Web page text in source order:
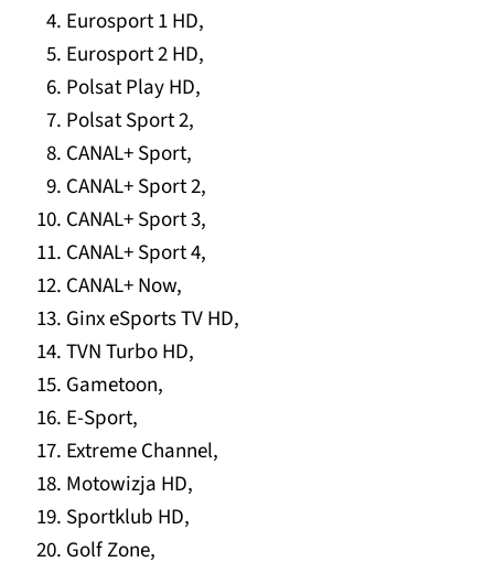
Eurosport 1 HD,
Eurosport 2 HD,
Polsat Play HD,
Polsat Sport 2,
CANAL+ Sport,
CANAL+ Sport 2,
CANAL+ Sport 3,
CANAL+ Sport 4,
CANAL+ Now,
Ginx eSports TV HD,
TVN Turbo HD,
Gametoon,
E-Sport,
Extreme Channel,
Motowizja HD,
Sportklub HD,
Golf Zone,